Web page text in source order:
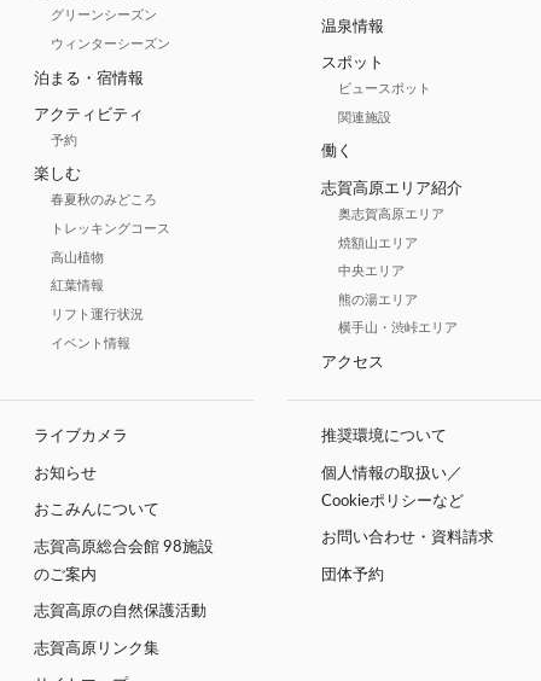
グリーンシーズン
ウィンターシーズン
泊まる・宿情報
アクティビティ
予約
楽しむ
春夏秋のみどころ
トレッキングコース
高山植物
紅葉情報
リフト運行状況
イベント情報
温泉情報
スポット
ビュースポット
関連施設
働く
志賀高原エリア紹介
奥志賀高原エリア
焼額山エリア
中央エリア
熊の湯エリア
横手山・渋峠エリア
アクセス
ライブカメラ
お知らせ
おこみんについて
志賀高原総合会館 98施設
のご案内
志賀高原の自然保護活動
志賀高原リンク集
推奨環境について
個人情報の取扱い／
Cookieポリシーなど
お問い合わせ・資料請求
団体予約